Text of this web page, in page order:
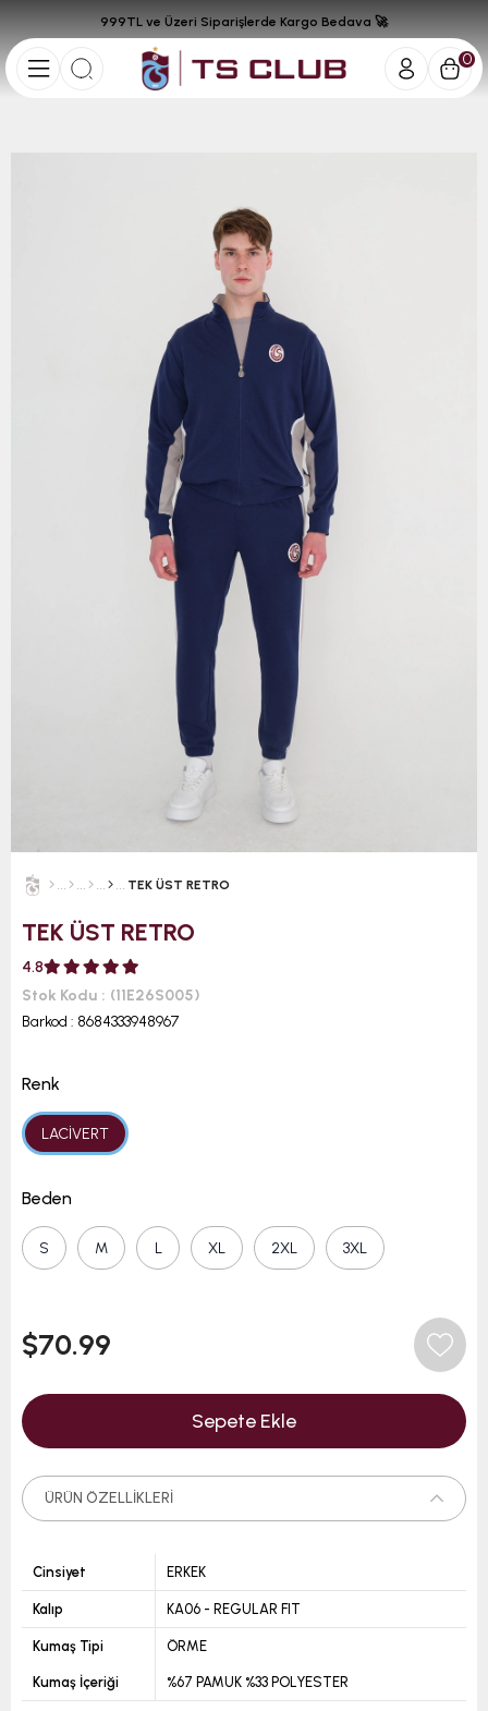
0
999TL ve Üzeri Siparişlerde Kargo Bedava 🚀
TEK ÜST RETRO
TEK ÜST RETRO
4.8
Stok Kodu
(11E26S005)
Barkod : 8684333948967
Renk
LACİVERT
Beden
S M L XL 2XL 3XL
$70.99
ÜRÜN ÖZELLIKLERI
Cinsiyet ERKEK
Kalıp KA06 - REGULAR FIT
Kumaş Tipi ÖRME
Kumaş İçeriği %67 PAMUK %33 POLYESTER